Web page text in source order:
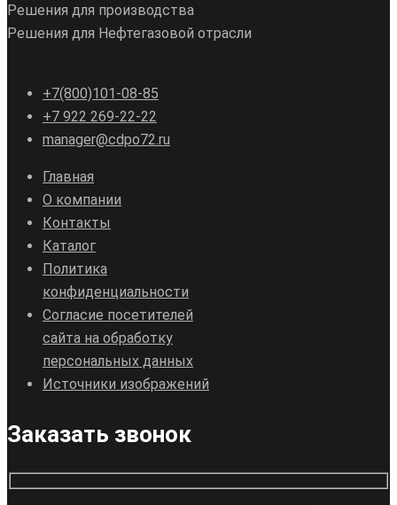
Решения для производства
Решения для Нефтегазовой отрасли
+7(800)101-08-85
+7 922 269-22-22
manager@cdpo72.ru
Главная
О компании
Контакты
Каталог
Политика
конфиденциальности
Согласие посетителей
сайта на обработку
персональных данных
Источники изображений
Заказать звонок